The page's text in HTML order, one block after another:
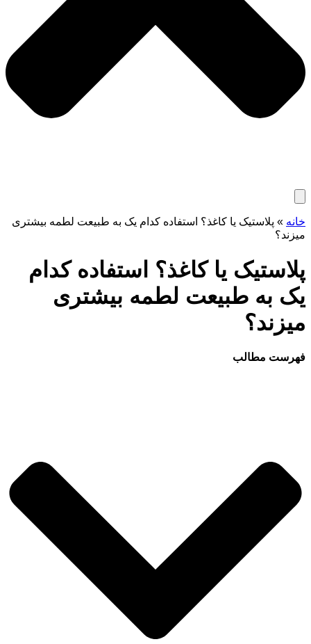
خانه » پلاستیک یا کاغذ؟ استفاده کدام یک به طبیعت لطمه بیشتری
میزند؟
پلاستیک یا کاغذ؟ استفاده کدام
یک به طبیعت لطمه بیشتری
میزند؟
فهرست مطالب